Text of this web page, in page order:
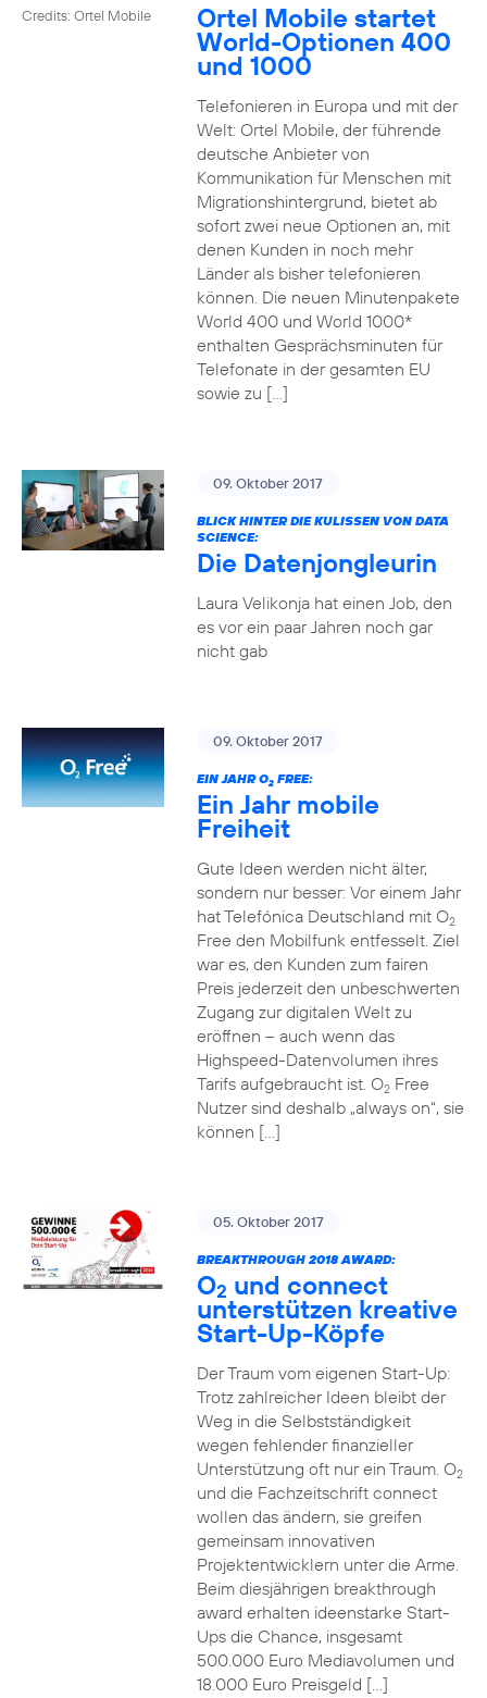
Credits: Ortel Mobile Ortel Mobile startet
World-Optionen 400
und 1000
Telefonieren in Europa und mit der
Welt: Ortel Mobile, der führende
deutsche Anbieter von
Kommunikation für Menschen mit
Migrationshintergrund, bietet ab
sofort zwei neue Optionen an, mit
denen Kunden in noch mehr
Länder als bisher telefonieren
können. Die neuen Minutenpakete
World 400 und World 1000*
enthalten Gesprächsminuten für
Telefonate in der gesamten EU
sowie zu […]
09. Oktober 2017
BLICK HINTER DIE KULISSEN VON DATA
SCIENCE:
Die Datenjongleurin
Laura Velikonja hat einen Job, den
es vor ein paar Jahren noch gar
nicht gab
09. Oktober 2017
EIN JAHR O2FREE:
Ein Jahr mobile
Freiheit
Gute Ideen werden nicht älter,
sondern nur besser: Vor einem Jahr
hat Telefónica Deutschland mit O2
Free den Mobilfunk entfesselt. Ziel
war es, den Kunden zum fairen
Preis jederzeit den unbeschwerten
Zugang zur digitalen Welt zu
eröffnen – auch wenn das
Highspeed-Datenvolumen ihres
Tarifs aufgebraucht ist. O2Free
Nutzer sind deshalb „always on“, sie
können […]
05. Oktober 2017
BREAKTHROUGH 2018 AWARD:
O2 und connect
unterstützen kreative
Start-Up-Köpfe
Der Traum vom eigenen Start-Up:
Trotz zahlreicher Ideen bleibt der
Weg in die Selbstständigkeit
wegen fehlender finanzieller
Unterstützung oft nur ein Traum. O2
und die Fachzeitschrift connect
wollen das ändern, sie greifen
gemeinsam innovativen
Projektentwicklern unter die Arme.
Beim diesjährigen breakthrough
award erhalten ideenstarke Start-
Ups die Chance, insgesamt
500.000 Euro Mediavolumen und
18.000 Euro Preisgeld […]